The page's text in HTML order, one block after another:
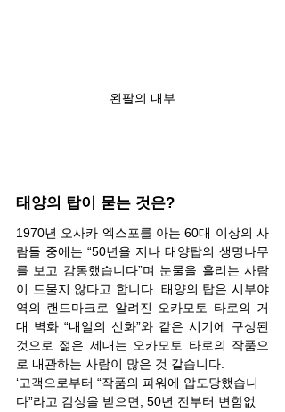
왼팔의 내부
태양의 탑이 묻는 것은?
1970년 오사카 엑스포를 아는 60대 이상의 사
람들 중에는 “50년을 지나 태양탑의 생명나무
를 보고 감동했습니다”며 눈물을 흘리는 사람
이 드물지 않다고 합니다. 태양의 탑은 시부야
역의 랜드마크로 알려진 오카모토 타로의 거
대 벽화 “내일의 신화”와 같은 시기에 구상된
것으로 젊은 세대는 오카모토 타로의 작품으
로 내관하는 사람이 많은 것 같습니다.
‘고객으로부터 “작품의 파워에 압도당했습니
다”라고 감상을 받으면, 50년 전부터 변함없